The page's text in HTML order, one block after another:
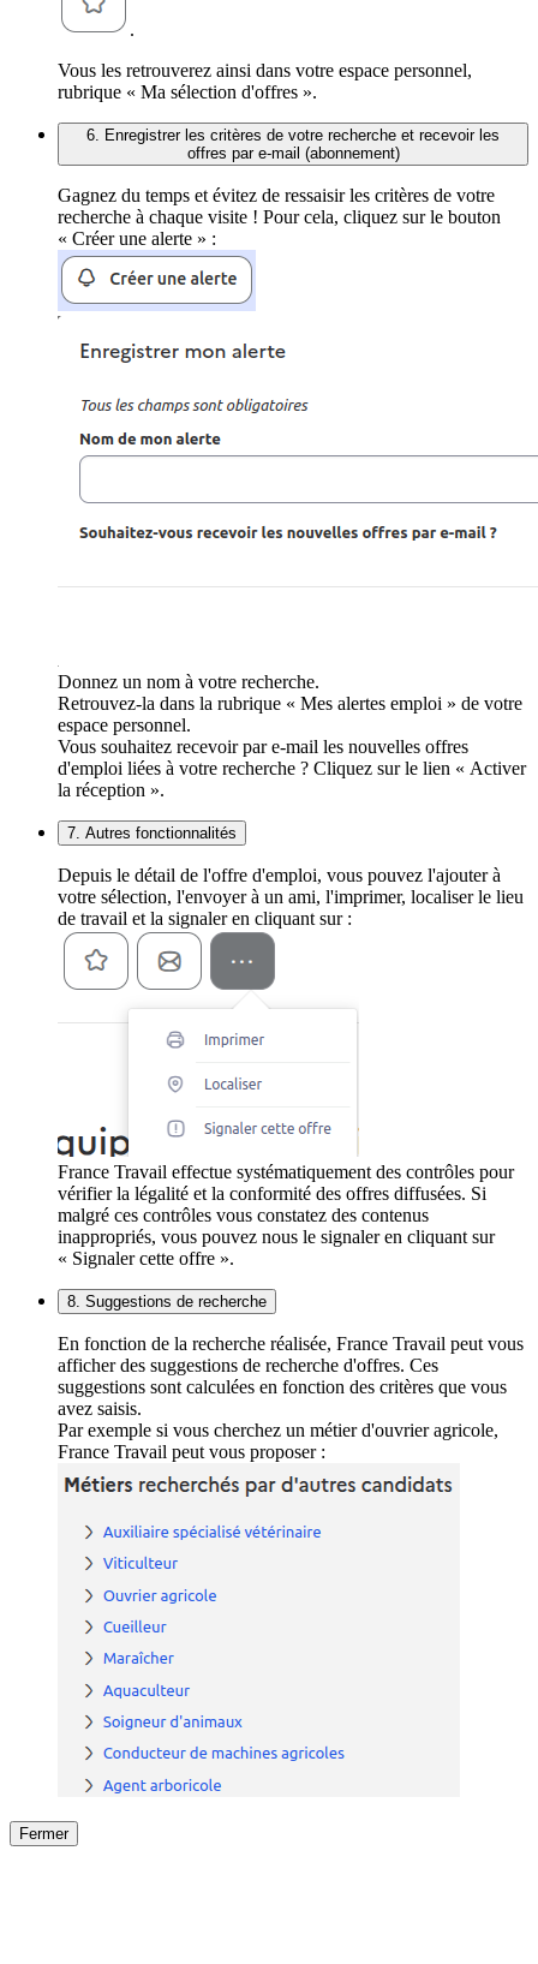
.
Vous les retrouverez ainsi dans votre espace personnel,
rubrique « Ma sélection d'offres ».
6. Enregistrer les critères de votre recherche et recevoir les
offres par e-mail (abonnement)
Gagnez du temps et évitez de ressaisir les critères de votre
recherche à chaque visite ! Pour cela, cliquez sur le bouton
« Créer une alerte » :
Donnez un nom à votre recherche.
Retrouvez-la dans la rubrique « Mes alertes emploi » de votre
espace personnel.
Vous souhaitez recevoir par e-mail les nouvelles offres
d'emploi liées à votre recherche ? Cliquez sur le lien « Activer
la réception ».
7. Autres fonctionnalités
Depuis le détail de l'offre d'emploi, vous pouvez l'ajouter à
votre sélection, l'envoyer à un ami, l'imprimer, localiser le lieu
de travail et la signaler en cliquant sur :
France Travail effectue systématiquement des contrôles pour
vérifier la légalité et la conformité des offres diffusées. Si
malgré ces contrôles vous constatez des contenus
inappropriés, vous pouvez nous le signaler en cliquant sur
« Signaler cette offre ».
8. Suggestions de recherche
En fonction de la recherche réalisée, France Travail peut vous
afficher des suggestions de recherche d'offres. Ces
suggestions sont calculées en fonction des critères que vous
avez saisis.
Par exemple si vous cherchez un métier d'ouvrier agricole,
France Travail peut vous proposer :
Fermer